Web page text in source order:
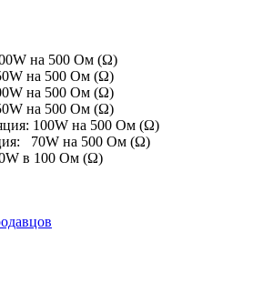
на 500 Ом (Ω)
на 500 Ом (Ω)
на 500 Ом (Ω)
на 500 Ом (Ω)
100W на 500 Ом (Ω)
70W на 500 Ом (Ω)
в 100 Ом (Ω)